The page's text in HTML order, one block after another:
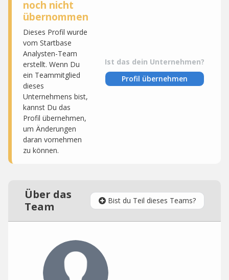
noch nicht
übernommen
Dieses Profil wurde
vom Startbase
Analysten-Team
erstellt. Wenn Du
ein Teammitglied
dieses
Unternehmens bist,
kannst Du das
Profil übernehmen,
um Änderungen
daran vornehmen
zu können.
Ist das dein Unternehmen?
Profil übernehmen
Über das
Team
Bist du Teil dieses Teams?